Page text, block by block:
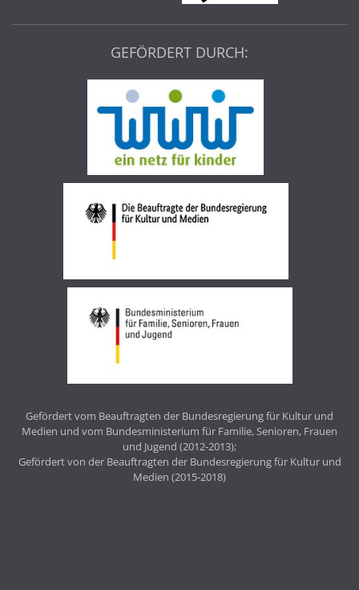
GEFÖRDERT DURCH:
Gefördert vom Beauftragten der Bundesregierung für Kultur und
Medien und vom Bundesministerium für Familie, Senioren, Frauen
und Jugend (2012-2013);
Gefördert von der Beauftragten der Bundesregierung für Kultur und
Medien (2015-2018)